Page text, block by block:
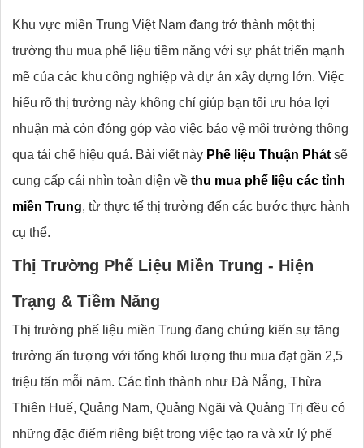
Khu vực miền Trung Việt Nam đang trở thành một thị
trường thu mua phế liệu tiềm năng với sự phát triển mạnh
mẽ của các khu công nghiệp và dự án xây dựng lớn. Việc
hiểu rõ thị trường này không chỉ giúp bạn tối ưu hóa lợi
nhuận mà còn đóng góp vào việc bảo vệ môi trường thông
qua tái chế hiệu quả. Bài viết này Phế liệu Thuận Phát sẽ
cung cấp cái nhìn toàn diện về thu mua phế liệu các tỉnh
miền Trung, từ thực tế thị trường đến các bước thực hành
cụ thể.
Thị Trường Phế Liệu Miền Trung - Hiện
Trạng & Tiềm Năng
Thị trường phế liệu miền Trung đang chứng kiến sự tăng
trưởng ấn tượng với tổng khối lượng thu mua đạt gần 2,5
triệu tấn mỗi năm. Các tỉnh thành như Đà Nẵng, Thừa
Thiên Huế, Quảng Nam, Quảng Ngãi và Quảng Trị đều có
những đặc điểm riêng biệt trong việc tạo ra và xử lý phế